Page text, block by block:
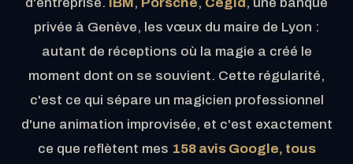
privée à Genève, les vœux du maire de Lyon :
autant de réceptions où la magie a créé le
moment dont on se souvient. Cette régularité,
c'est ce qui sépare un magicien professionnel
d'une animation improvisée, et c'est exactement
ce que reflètent mes 158 avis Google, tous